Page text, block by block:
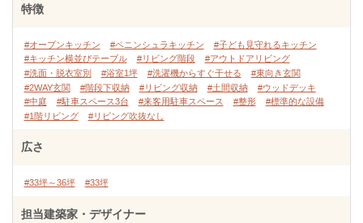
特徴
#オープンキッチン #ペニンシュラキッチン
#子ども見守れるキッチン
#キッチン横並びテーブル
#リビング階段
#アウトドアリビング
#洗面・脱衣室別
#浴室1坪 #洗濯機からすぐ干せる
#東向き玄関
#2WAY玄関
#階段下収納 #リビング収納 #土間収納
#ウッドデッキ
#中庭
#駐車スペース3台 #来客用駐車スペース #整形
#標準的な設備
#1階リビング
#リビング吹抜なし
広さ
#33坪～36坪 #33坪
担当建築家・デザイナー